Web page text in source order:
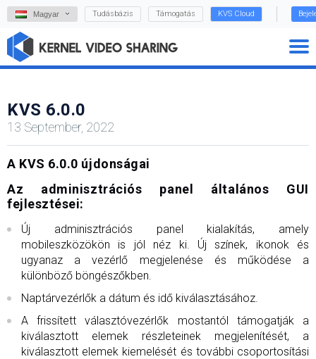
Magyar Tudásbázis Támogatás KVS Cloud
KVS 6.0.0
13 September, 2022
A KVS 6.0.0 újdonságai
Az adminisztrációs panel általános GUI
fejlesztései:
Új adminisztrációs panel kialakítás, amely
mobileszközökön is jól néz ki. Új színek, ikonok és
ugyanaz a vezérlő megjelenése és működése a
különböző böngészőkben.
Naptárvezérlők a dátum és idő kiválasztásához.
A frissített választóvezérlők mostantól támogatják a
kiválasztott elemek részleteinek megjelenítését, a
kiválasztott elemek kiemelését és további csoportosítási